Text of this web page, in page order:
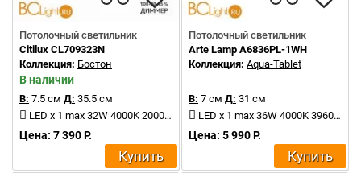
Потолочный светильник
Citilux CL709323N
Коллекция: Бостон
В наличии
В: 7.5 см Д: 35.5 см
LED x 1 max 32W 4000K 2000Lm
Цена: 7 390 Р.
Купить
Потолочный светильник
Arte Lamp A6836PL-1WH
Коллекция: Aqua-Tablet
В: 7 см Д: 31 см
LED x 1 max 36W 4000K 3960Lm
Цена: 5 990 Р.
Купить